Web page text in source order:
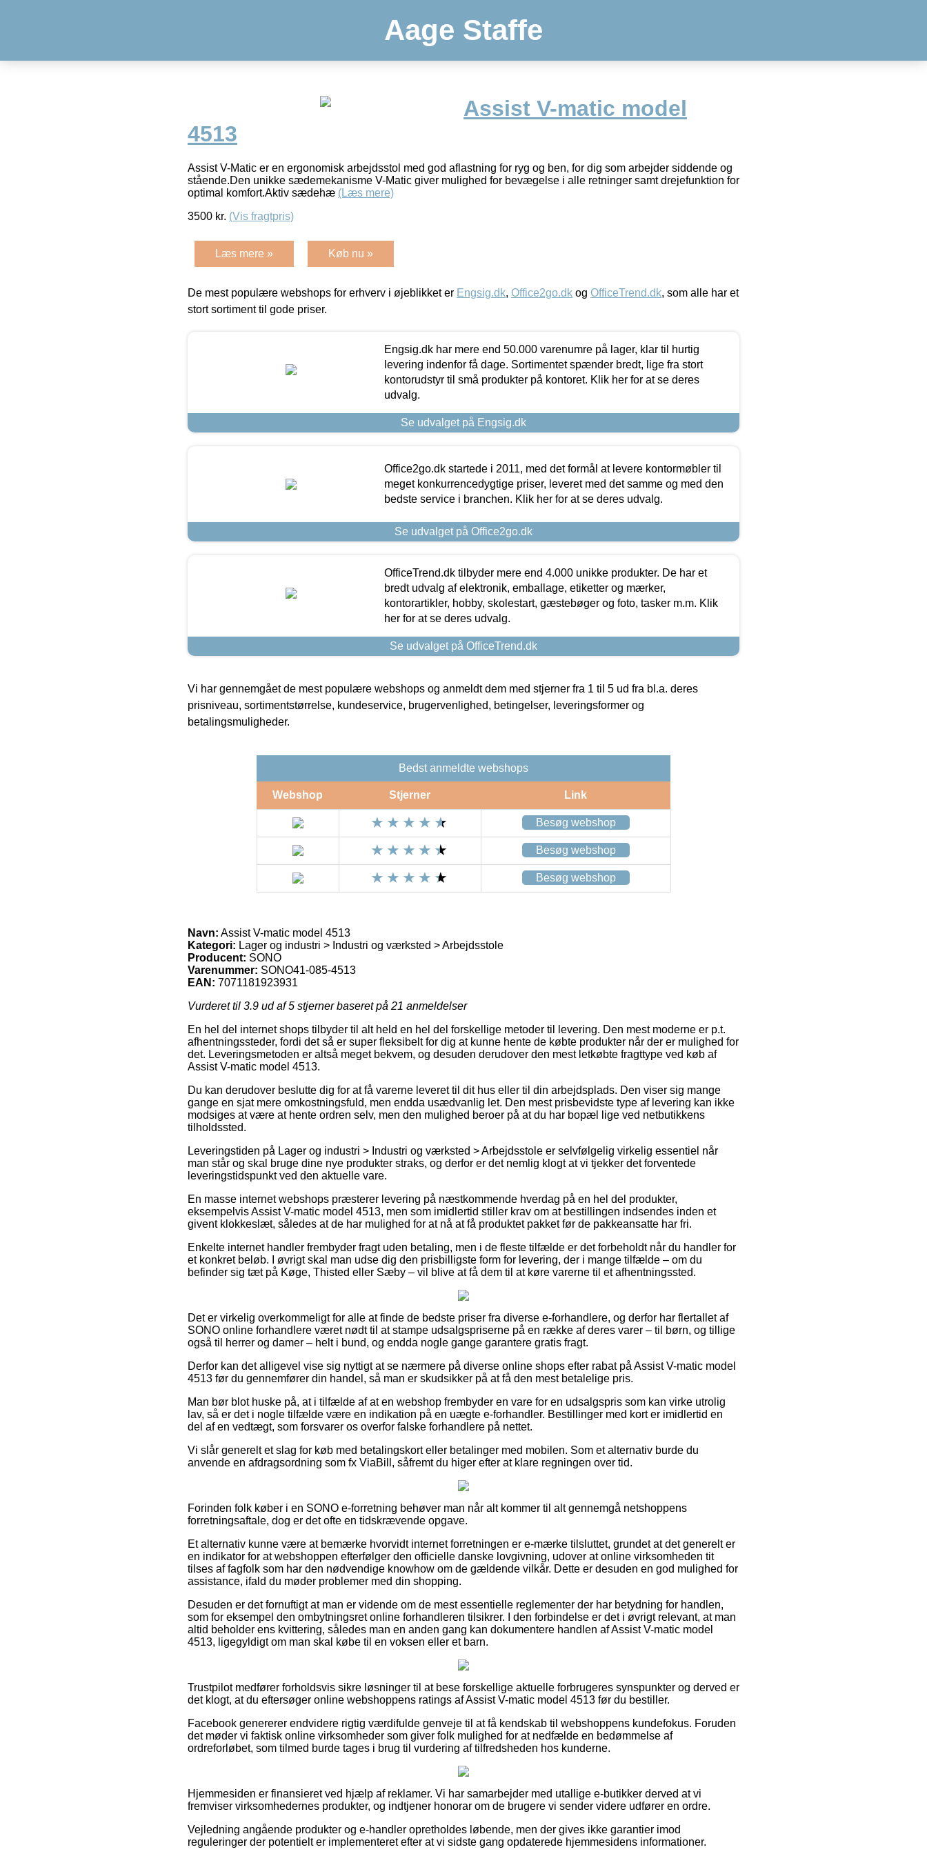
Aage Staffe
Assist V-matic model
4513
Assist V-Matic er en ergonomisk arbejdsstol med god aflastning for ryg og ben, for dig som arbejder siddende og
stående.Den unikke sædemekanisme V-Matic giver mulighed for bevægelse i alle retninger samt drejefunktion for
optimal komfort.Aktiv sædehæ (Læs mere)
3500 kr. (Vis fragtpris)
Læs mere » Køb nu »
De mest populære webshops for erhverv i øjeblikket er Engsig.dk, Office2go.dk og OfficeTrend.dk, som alle har et
stort sortiment til gode priser.
Engsig.dk har mere end 50.000 varenumre på lager, klar til hurtig
levering indenfor få dage. Sortimentet spænder bredt, lige fra stort
kontorudstyr til små produkter på kontoret. Klik her for at se deres
udvalg.
Se udvalget på Engsig.dk
Office2go.dk startede i 2011, med det formål at levere kontormøbler til
meget konkurrencedygtige priser, leveret med det samme og med den
bedste service i branchen. Klik her for at se deres udvalg.
Se udvalget på Office2go.dk
OfficeTrend.dk tilbyder mere end 4.000 unikke produkter. De har et
bredt udvalg af elektronik, emballage, etiketter og mærker,
kontorartikler, hobby, skolestart, gæstebøger og foto, tasker m.m. Klik
her for at se deres udvalg.
Se udvalget på OfficeTrend.dk
Vi har gennemgået de mest populære webshops og anmeldt dem med stjerner fra 1 til 5 ud fra bl.a. deres
prisniveau, sortimentstørrelse, kundeservice, brugervenlighed, betingelser, leveringsformer og
betalingsmuligheder.
Bedst anmeldte webshops
Webshop Stjerner Link
Besøg webshop
Besøg webshop
Besøg webshop
Navn: Assist V-matic model 4513
Kategori: Lager og industri > Industri og værksted > Arbejdsstole
Producent: SONO
Varenummer: SONO41-085-4513
EAN: 7071181923931
Vurderet til 3.9 ud af 5 stjerner baseret på 21 anmeldelser
En hel del internet shops tilbyder til alt held en hel del forskellige metoder til levering. Den mest moderne er p.t.
afhentningssteder, fordi det så er super fleksibelt for dig at kunne hente de købte produkter når der er mulighed for
det. Leveringsmetoden er altså meget bekvem, og desuden derudover den mest letkøbte fragttype ved køb af
Assist V-matic model 4513.
Du kan derudover beslutte dig for at få varerne leveret til dit hus eller til din arbejdsplads. Den viser sig mange
gange en sjat mere omkostningsfuld, men endda usædvanlig let. Den mest prisbevidste type af levering kan ikke
modsiges at være at hente ordren selv, men den mulighed beroer på at du har bopæl lige ved netbutikkens
tilholdssted.
Leveringstiden på Lager og industri > Industri og værksted > Arbejdsstole er selvfølgelig virkelig essentiel når
man står og skal bruge dine nye produkter straks, og derfor er det nemlig klogt at vi tjekker det forventede
leveringstidspunkt ved den aktuelle vare.
En masse internet webshops præsterer levering på næstkommende hverdag på en hel del produkter,
eksempelvis Assist V-matic model 4513, men som imidlertid stiller krav om at bestillingen indsendes inden et
givent klokkeslæt, således at de har mulighed for at nå at få produktet pakket før de pakkeansatte har fri.
Enkelte internet handler frembyder fragt uden betaling, men i de fleste tilfælde er det forbeholdt når du handler for
et konkret beløb. I øvrigt skal man udse dig den prisbilligste form for levering, der i mange tilfælde – om du
befinder sig tæt på Køge, Thisted eller Sæby – vil blive at få dem til at køre varerne til et afhentningssted.
Det er virkelig overkommeligt for alle at finde de bedste priser fra diverse e-forhandlere, og derfor har flertallet af
SONO online forhandlere været nødt til at stampe udsalgspriserne på en række af deres varer – til børn, og tillige
også til herrer og damer – helt i bund, og endda nogle gange garantere gratis fragt.
Derfor kan det alligevel vise sig nyttigt at se nærmere på diverse online shops efter rabat på Assist V-matic model
4513 før du gennemfører din handel, så man er skudsikker på at få den mest betalelige pris.
Man bør blot huske på, at i tilfælde af at en webshop frembyder en vare for en udsalgspris som kan virke utrolig
lav, så er det i nogle tilfælde være en indikation på en uægte e-forhandler. Bestillinger med kort er imidlertid en
del af en vedtægt, som forsvarer os overfor falske forhandlere på nettet.
Vi slår generelt et slag for køb med betalingskort eller betalinger med mobilen. Som et alternativ burde du
anvende en afdragsordning som fx ViaBill, såfremt du higer efter at klare regningen over tid.
Forinden folk køber i en SONO e-forretning behøver man når alt kommer til alt gennemgå netshoppens
forretningsaftale, dog er det ofte en tidskrævende opgave.
Et alternativ kunne være at bemærke hvorvidt internet forretningen er e-mærke tilsluttet, grundet at det generelt er
en indikator for at webshoppen efterfølger den officielle danske lovgivning, udover at online virksomheden tit
tilses af fagfolk som har den nødvendige knowhow om de gældende vilkår. Dette er desuden en god mulighed for
assistance, ifald du møder problemer med din shopping.
Desuden er det fornuftigt at man er vidende om de mest essentielle reglementer der har betydning for handlen,
som for eksempel den ombytningsret online forhandleren tilsikrer. I den forbindelse er det i øvrigt relevant, at man
altid beholder ens kvittering, således man en anden gang kan dokumentere handlen af Assist V-matic model
4513, ligegyldigt om man skal købe til en voksen eller et barn.
Trustpilot medfører forholdsvis sikre løsninger til at bese forskellige aktuelle forbrugeres synspunkter og derved er
det klogt, at du eftersøger online webshoppens ratings af Assist V-matic model 4513 før du bestiller.
Facebook genererer endvidere rigtig værdifulde genveje til at få kendskab til webshoppens kundefokus. Foruden
det møder vi faktisk online virksomheder som giver folk mulighed for at nedfælde en bedømmelse af
ordreforløbet, som tilmed burde tages i brug til vurdering af tilfredsheden hos kunderne.
Hjemmesiden er finansieret ved hjælp af reklamer. Vi har samarbejder med utallige e-butikker derved at vi
fremviser virksomhedernes produkter, og indtjener honorar om de brugere vi sender videre udfører en ordre.
Vejledning angående produkter og e-handler opretholdes løbende, men der gives ikke garantier imod
reguleringer der potentielt er implementeret efter at vi sidste gang opdaterede hjemmesidens informationer.